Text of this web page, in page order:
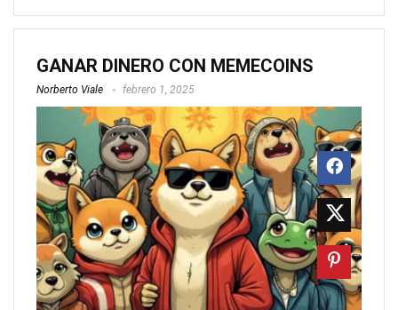
GANAR DINERO CON MEMECOINS
Norberto Viale febrero 1, 2025